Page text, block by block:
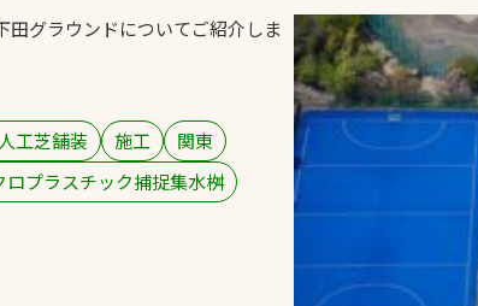
な人
人工芝舗装
クレイ（土）舗装
施設管理
パークマネジメント
飛散・
施工・
グラウンドについてご紹介しま
工芝舗装 施工
関東
ロプラスチック捕捉集水桝